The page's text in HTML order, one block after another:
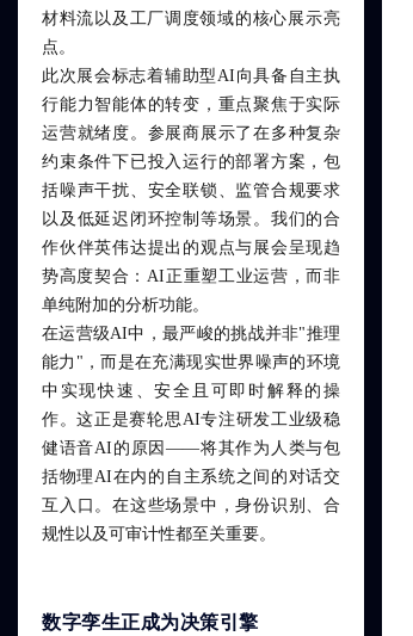
经销商合作伙伴
材料流以及工厂调度领域的核心展示亮
点。
此次展会标志着辅助型AI向具备自主执
行能力智能体的转变，重点聚焦于实际
运营就绪度。参展商展示了在多种复杂
约束条件下已投入运行的部署方案，包
括噪声干扰、安全联锁、监管合规要求
以及低延迟闭环控制等场景。我们的合
作伙伴英伟达提出的观点与展会呈现趋
势高度契合：AI正重塑工业运营，而非
单纯附加的分析功能。
在运营级AI中，最严峻的挑战并非"推理
能力"，而是在充满现实世界噪声的环境
中实现快速、安全且可即时解释的操
作。这正是赛轮思AI专注研发工业级稳
健语音AI的原因——将其作为人类与包
括物理AI在内的自主系统之间的对话交
互入口。在这些场景中，身份识别、合
规性以及可审计性都至关重要。
数字孪生正成为决策引擎